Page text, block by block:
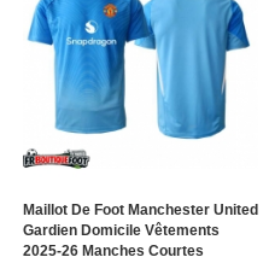
Maillot De Foot Manchester United
Gardien Domicile Vêtements
2025-26 Manches Courtes